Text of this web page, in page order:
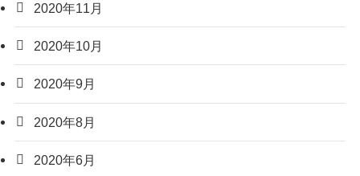
2020年11月
2020年10月
2020年9月
2020年8月
2020年6月